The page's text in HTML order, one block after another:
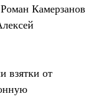
Камерзанов
взятки от